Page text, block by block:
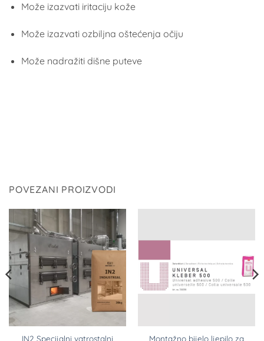
Može izazvati iritaciju kože
Može izazvati ozbiljna oštećenja očiju
Može nadražiti dišne puteve
POVEZANI PROIZVODI
IN2 Specijalni vatrostalni Montažno bijelo ljepilo za